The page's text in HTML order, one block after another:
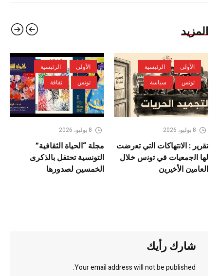
المزيد
الأولى
الرئيسية
تونس
سياسة
8 يوليو، 2026
ﺗﻘرﯾر : اﻻﻧﺗﮭﺎﻛﺎت اﻟﺗﻲ ﺗﻌرضت
ﻟﮭﺎ اﻟﺟﻣﻌﯾﺎت ﻓﻲ ﺗوﻧس ﺧﻼل
اﻟﻌﺎﻣﯾن اﻷﺧﯾرﯾن
الأولى
الرئيسية
تونس
ثقافة
8 يوليو، 2026
مجلة “الحياة الثقافية”
التونسية تحتفل بالذكرى
الخمسين لصدورها
شارك رأيك
Your email address will not be published.